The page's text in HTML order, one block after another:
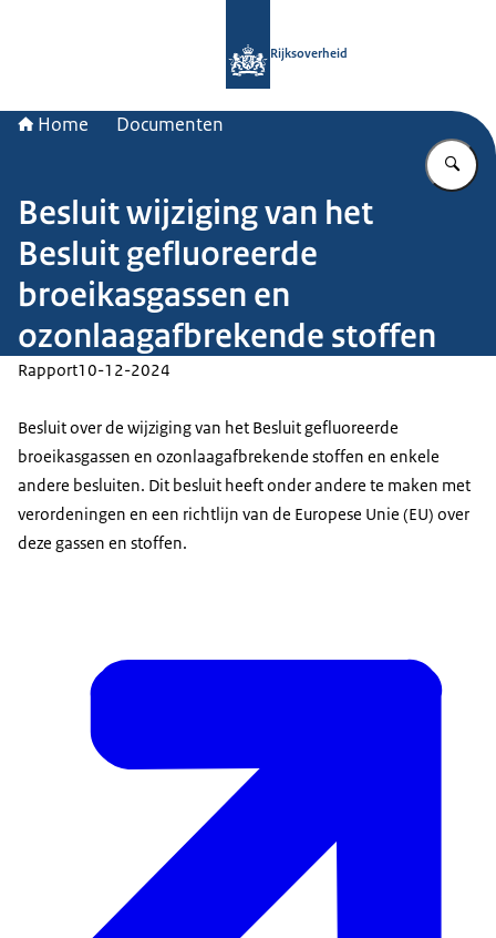
Rijksoverheid
Home Documenten
Besluit wijziging van het
Besluit gefluoreerde
broeikasgassen en
ozonlaagafbrekende stoffen
Rapport10-12-2024
Besluit over de wijziging van het Besluit gefluoreerde
broeikasgassen en ozonlaagafbrekende stoffen en enkele
andere besluiten. Dit besluit heeft onder andere te maken met
verordeningen en een richtlijn van de Europese Unie (EU) over
deze gassen en stoffen.